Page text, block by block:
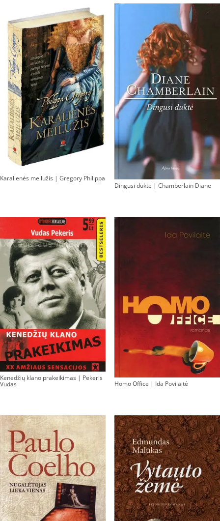
Karalienės meilužis | Gregory Philippa
Dingusi duktė | Chamberlain Diane
Kenedžių klano prakeikimas | Pekeris
Vudas Homo Office | Ida Povilaitė